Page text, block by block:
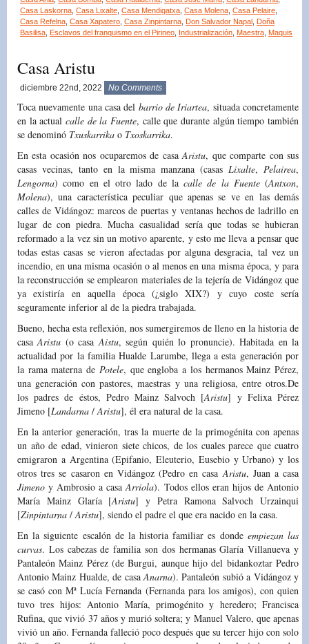
Casa Laskorna Casa Lixalte Casa Mendigatxa Casa Molena Casa Pelaire
Casa Refelna Casa Xapatero Casa Zinpintarna Don Salvador Napal Doña
Basilisa Esclavos del franquismo en el Pirineo Industrialización Maestra Maquis
Casa Aristu
diciembre 22nd, 2022 No Comments
Toca nuevamente una casa del barrio de Iriartea, situada concretamente
en la actual calle de la Fuente, calle que durante algún tiempo también
se denominó Txuskarrika o Txoskarrika.
En esta ocasión nos ocuparemos de casaAristu, que comparte con sus
casas vecinas, tanto en la misma manzana (casasLixalte,Pelairea,
Lengorna) como en el otro lado de la calle de la Fuente(Antxon,
Molena), una característica peculiar que apenas se ve en las demás
calles de Vidángoz: marcos de puertas y ventanas hechos de ladrillo en
lugar de con piedra. Mucha casualidad sería que todas se hubieran
reformado a la vez sin un motivo aparente, y esto me lleva a pensar que
todas estas casas se vieron afectadas por alguna desgracia, tal vez un
incendio, en una misma ocasión o al menos en una misma época, y para
la reconstrucción se emplearon materiales de la tejería de Vidángoz que
ya existiría en aquella época (¿siglo XIX?) y cuyo coste sería
seguramente inferior al de la piedra trabajada.
Bueno, hecha esta reflexión, nos sumergiremos de lleno en la historia de
casaAristu (o casaAistu, según quién lo pronuncie). Habitada en la
actualidad por la familia Hualde Larumbe, llega a esta generación por
la rama materna de Potele, que engloba a los hermanos Mainz Pérez,
una generación con pastores, maestras y una religiosa, entre otros.De
los padres de éstos, Pedro Mainz Salvoch [Aristu] y Felixa Pérez
Jimeno [Landarna /Aristu], él era natural de la casa.
En la anterior generación, tras la muerte de la primogénita con apenas
un año de edad, vinieron siete chicos, de los cuales parece que cuatro
emigraron a Argentina (Epifanio, Eleuterio, Eusebio y Urbano) y los
otros tres se casaron en Vidángoz (Pedro en casaAristu, Juan a casa
Jimeno y Ambrosio a casaArriola). Todos ellos eran hijos de Antonio
María Mainz Glaría [Aristu] y Petra Ramona Salvoch Urzainqui
[Zinpintarna /Aristu], siendo el padre el que era nacido en la casa.
En la siguiente escalón de la historia familiar es donde empiezan las
curvas. Los cabezas de familia son dos hermanas Glaría Villanueva y
Pantaleón Mainz Pérez (de Burgui, aunque hijo del bidankoztar Pedro
Antonio Mainz Hualde, de casaAnarna). Pantaleón subió a Vidángoz y
se casó con Mª Lucía Fernanda (Fernanda para los amigos), con quien
tuvo tres hijos: Antonio María, primogénito y heredero; Francisca
Rufina, que vivió 37 años y murió soltera; y Manuel Valero, que apenas
vivió un año. Fernanda falleció poco después que su tercer hijo con solo